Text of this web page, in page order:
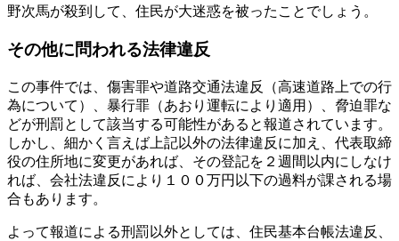
野次馬が殺到して、住民が大迷惑を被ったことでしょう。
その他に問われる法律違反
この事件では、傷害罪や道路交通法違反（高速道路上での行
為について）、暴行罪（あおり運転により適用）、脅迫罪な
どが刑罰として該当する可能性があると報道されています。
しかし、細かく言えば上記以外の法律違反に加え、代表取締
役の住所地に変更があれば、その登記を２週間以内にしなけ
れば、会社法違反により１００万円以下の過料が課される場
合もあります。
よって報道による刑罰以外としては、住民基本台帳法違反、